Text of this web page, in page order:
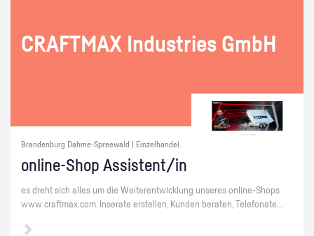
CRAFT­MAX In­dus­tries GmbH
Brandenburg Dahme-Spreewald | Einzelhandel
on­line-Shop As­sis­tent/in
es dreht sich alles um die Wei­ter­ent­wick­lung un­se­res on­line-Shops
www.​craftmax.​com. In­se­ra­te er­stel­len, Kun­den be­ra­ten, Te­le­fo­na­te...